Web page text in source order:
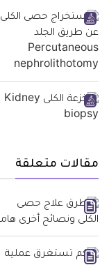
مقالات متعلقة